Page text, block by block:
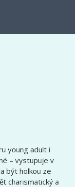
young adult i
– vystupuje v
být holkou ze
charismatický a